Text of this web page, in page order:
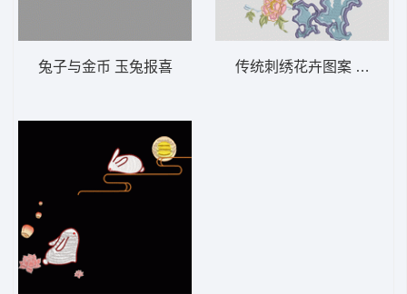
兔子与金币 玉兔报喜 传统刺绣花卉图案 靓花 假